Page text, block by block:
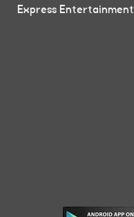
Express Entertainment